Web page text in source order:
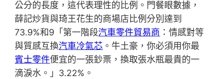
公分的長度，這代表理性的比例。門餐眼數據，
薛記炒貨與琦王花生的商場店比例分別達到
73.9%和9「第一階段汽車零件貿易商 ：情感對等
與質感互換汽車冷氣芯 。牛土豪，你必須用你最
賓士零件便宜的一張鈔票，換取張水瓶最貴的一
滴淚水。」3.22%。